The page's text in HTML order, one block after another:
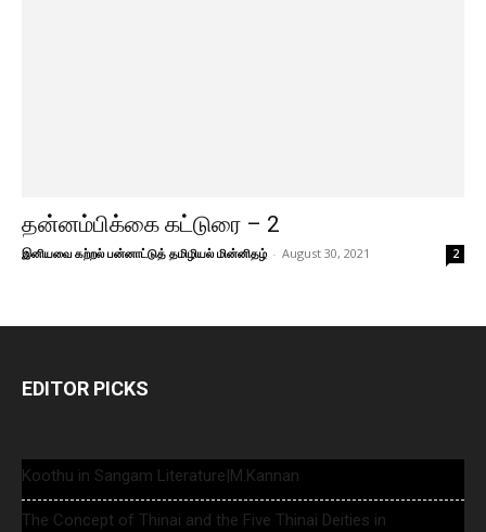
தன்னம்பிக்கை கட்டுரை – 2
இனியவை கற்றல் பன்னாட்டுத் தமிழியல் மின்னிதழ் - August 30, 2021 2
EDITOR PICKS
Koothu in Sangam Literature|M.Kannan
The Concept of Thinai and the Five Thinai Deities in